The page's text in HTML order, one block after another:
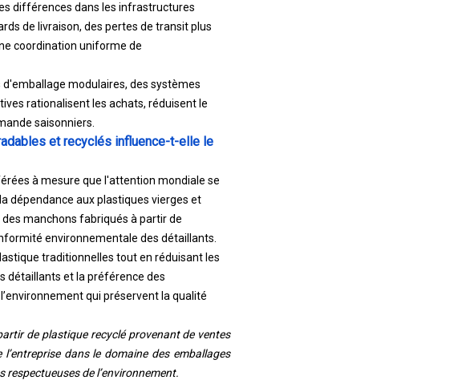
différences dans les infrastructures
de livraison, des pertes de transit plus
coordination uniforme de
modulaires, des systèmes
rationalisent les achats, réduisent le
saisonniers.
et recyclés influence-t-elle le
à mesure que l'attention mondiale se
dépendance aux plastiques vierges et
manchons fabriqués à partir de
environnementale des détaillants.
traditionnelles tout en réduisant les
détaillants et la préférence des
qui préservent la qualité
de plastique recyclé provenant de ventes
dans le domaine des emballages
de l’environnement.